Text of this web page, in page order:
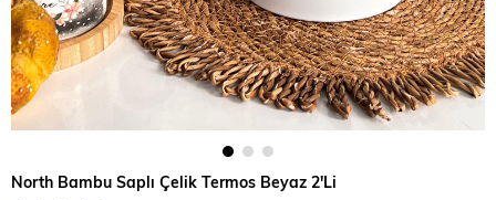
North Bambu Saplı Çelik Termos Beyaz 2'Li